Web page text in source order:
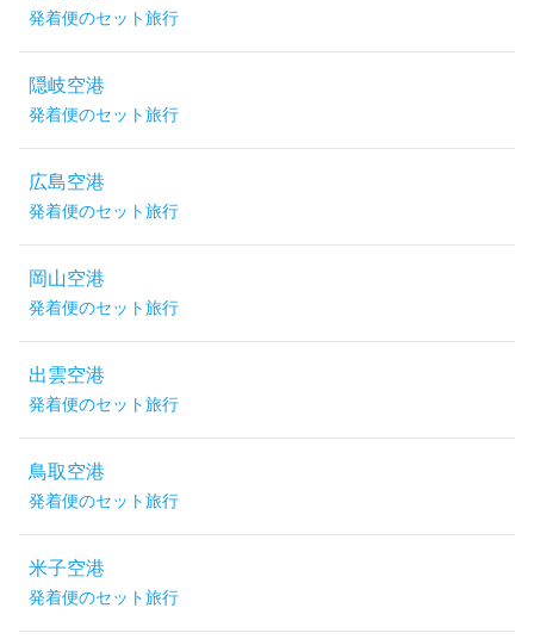
発着便のセット旅行
隠岐空港
発着便のセット旅行
広島空港
発着便のセット旅行
岡山空港
発着便のセット旅行
出雲空港
発着便のセット旅行
鳥取空港
発着便のセット旅行
米子空港
発着便のセット旅行